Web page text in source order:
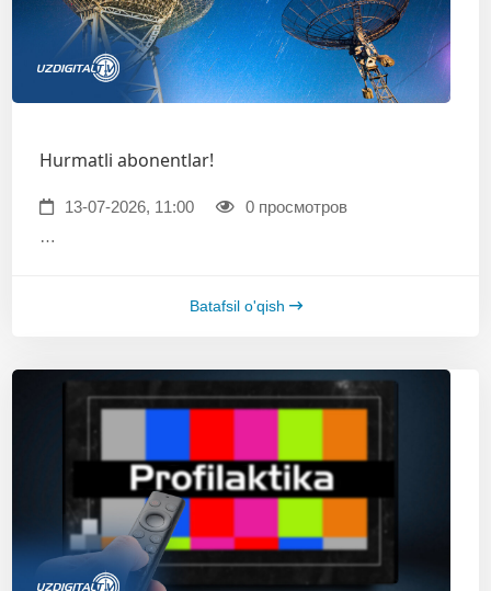
Hurmatli abonentlar!
13-07-2026, 11:00
0 просмотров
…
Batafsil o'qish